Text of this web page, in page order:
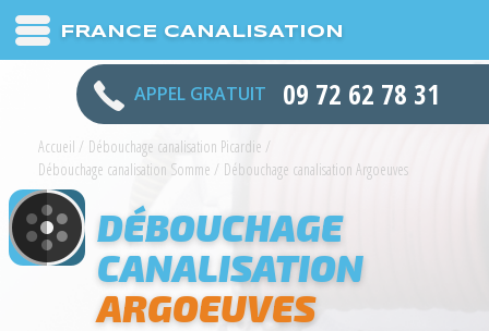
FRANCE CANALISATION
APPEL GRATUIT 09 72 62 78 31
Accueil / Débouchage canalisation Picardie /
Débouchage canalisation Somme / Débouchage canalisation Argoeuves
DÉBOUCHAGE
CANALISATION
ARGOEUVES